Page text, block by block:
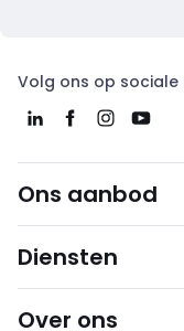
Volg ons op sociale
Ons aanbod
Diensten
Over ons